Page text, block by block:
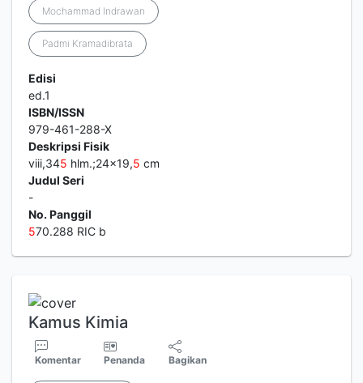
Mochammad Indrawan
Padmi Kramadibrata
Edisi
ed.1
ISBN/ISSN
979-461-288-X
Deskripsi Fisik
viii,345 hlm.;24x19,5 cm
Judul Seri
-
No. Panggil
570.288 RIC b
Kamus Kimia
Komentar Penanda Bagikan